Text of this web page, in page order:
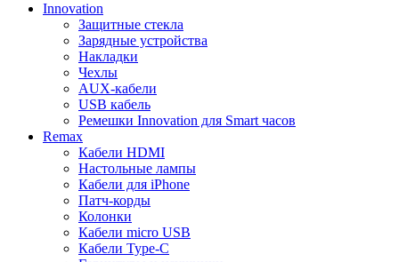
Innovation
Защитные стекла
Зарядные устройства
Накладки
Чехлы
AUX-кабели
USB кабель
Ремешки Innovation для Smart часов
Remax
Кабели HDMI
Настольные лампы
Кабели для iPhone
Патч-корды
Колонки
Кабели micro USB
Кабели Type-C